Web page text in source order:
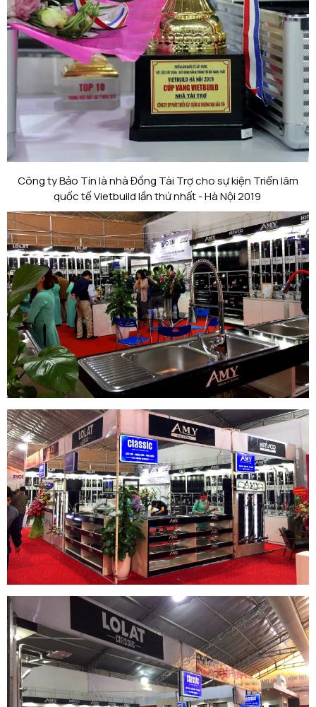
Công ty Bảo Tín là nhà Đồng Tài Trợ cho sự kiện Triển lãm
quốc tế Vietbuild lần thứ nhất - Hà Nội 2019